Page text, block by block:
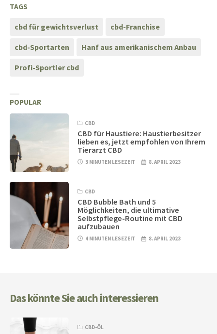
TAGS
cbd für gewichtsverlust cbd-Franchise
cbd-Sportarten Hanf aus amerikanischem Anbau
Profi-Sportler cbd
POPULAR
CBD
CBD für Haustiere: Haustierbesitzer
lieben es, jetzt empfohlen von Ihrem
Tierarzt CBD
3 MINUTEN LESEZEIT 8. APRIL 2023
CBD
CBD Bubble Bath und 5
Möglichkeiten, die ultimative
Selbstpflege-Routine mit CBD
aufzubauen
4 MINUTEN LESEZEIT 8. APRIL 2023
Das könnte Sie auch interessieren
CBD-ÖL